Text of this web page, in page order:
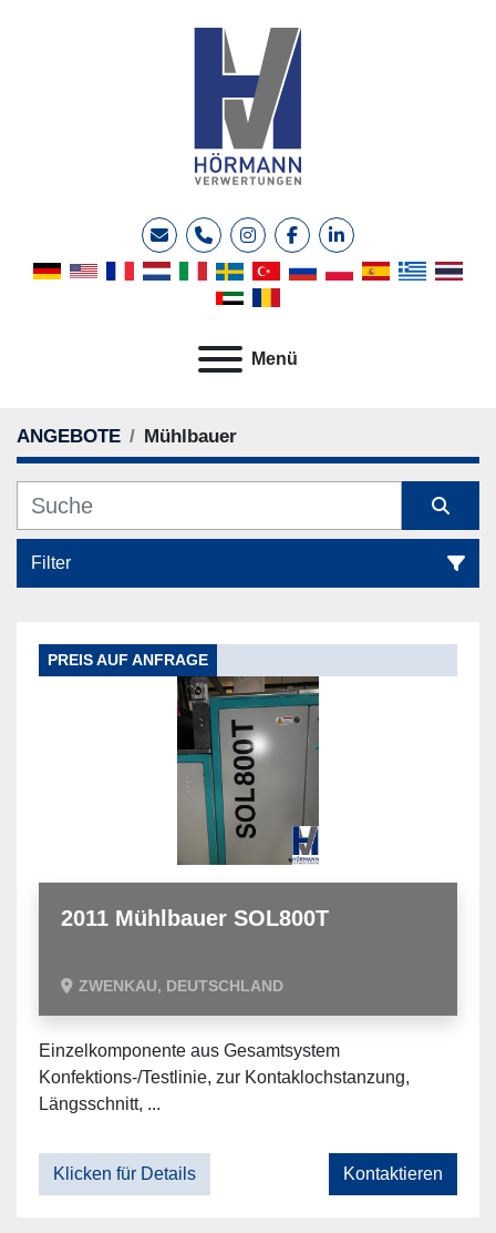
E-MailTelefoninstagramfacebooklinkedin
Menü
ANGEBOTE Mühlbauer
Filter
Sortieren nach
PREIS AUF ANFRAGE
2011 Mühlbauer SOL800T
ZWENKAU, DEUTSCHLAND
Einzelkomponente aus Gesamtsystem
Konfektions-/Testlinie, zur Kontaklochstanzung,
Längsschnitt, ...
Klicken für Details Kontaktieren